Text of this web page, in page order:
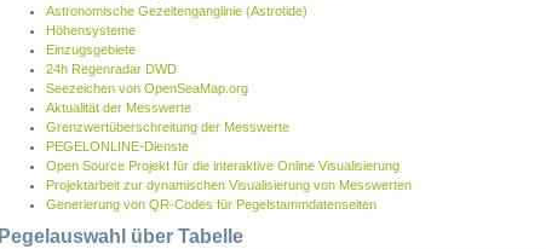
Astronomische Gezeitenganglinie (Astrotide)
Höhensysteme
Einzugsgebiete
24h Regenradar DWD
Seezeichen von OpenSeaMap.org
Aktualität der Messwerte
Grenzwertüberschreitung der Messwerte
PEGELONLINE-Dienste
Open Source Projekt für die interaktive Online Visualisierung
Projektarbeit zur dynamischen Visualisierung von Messwerten
Generierung von QR-Codes für Pegelstammdatenseiten
Pegelauswahl über Tabelle